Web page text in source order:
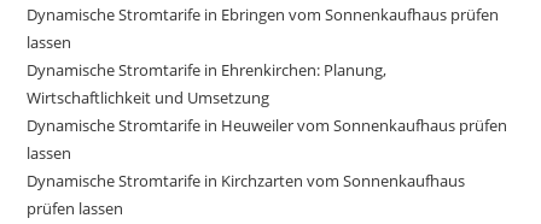
Dynamische Stromtarife in Ebringen vom Sonnenkaufhaus prüfen
lassen
Dynamische Stromtarife in Ehrenkirchen: Planung,
Wirtschaftlichkeit und Umsetzung
Dynamische Stromtarife in Heuweiler vom Sonnenkaufhaus prüfen
lassen
Dynamische Stromtarife in Kirchzarten vom Sonnenkaufhaus
prüfen lassen